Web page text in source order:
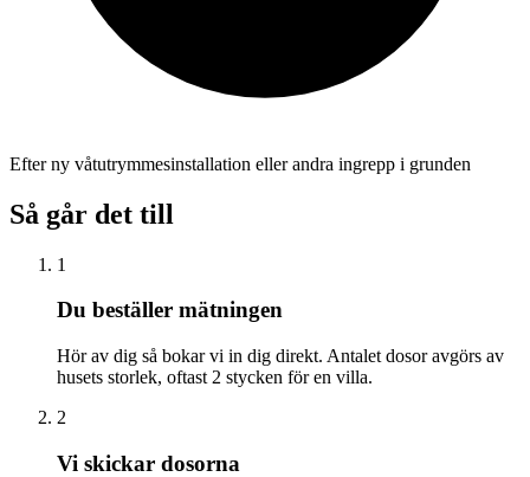
Efter ny våtutrymmesinstallation eller andra ingrepp i grunden
Så går det till
1
Du beställer mätningen
Hör av dig så bokar vi in dig direkt. Antalet dosor avgörs av
husets storlek, oftast 2 stycken för en villa.
2
Vi skickar dosorna